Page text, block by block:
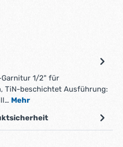
1/2" für
TiN-beschichtet Ausführung:
Mehr